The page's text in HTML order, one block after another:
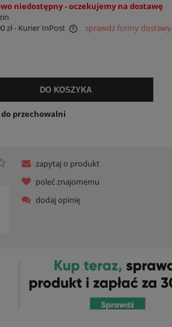
niedostępny - oczekujemy na dostawę
zł- Kurier InPost
kosztów
sprawdź formy dostawy
DO KOSZYKA
przechowalni
zapytaj o produkt
poleć znajomemu
dodaj opinię